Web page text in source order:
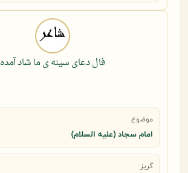
فال دعای سینه ی ما شاد آمده
موضوع
امام سجاد (علیه السلام)
گریز